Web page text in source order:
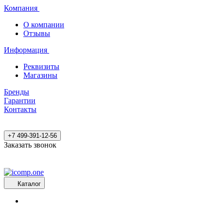
Компания
О компании
Отзывы
Информация
Реквизиты
Магазины
Бренды
Гарантии
Контакты
+7 499-391-12-56
Заказать звонок
Каталог